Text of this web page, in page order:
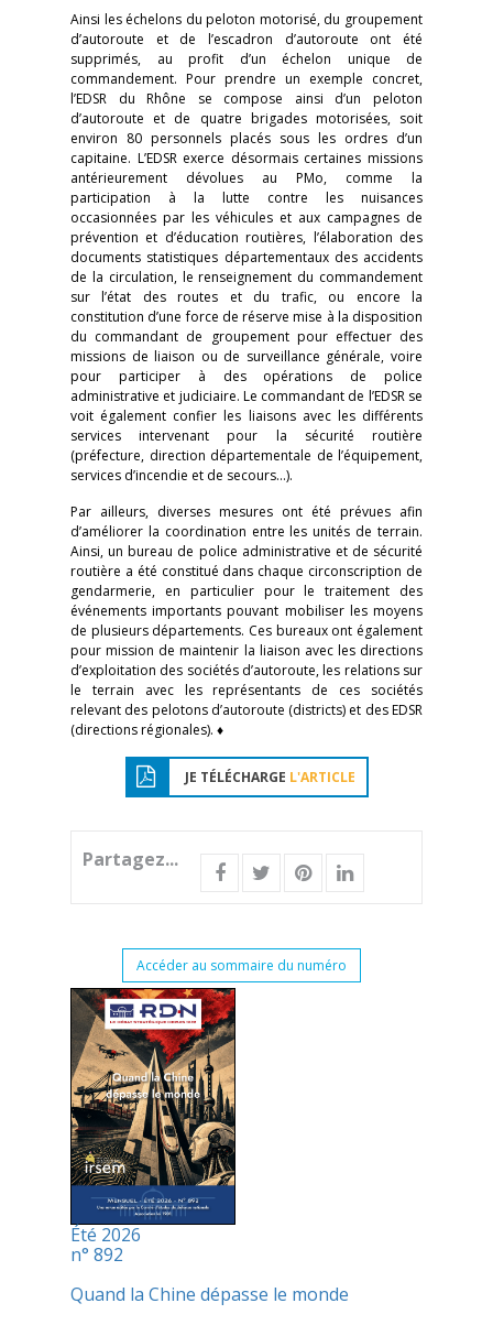
Ainsi les échelons du peloton motorisé, du groupement
d’autoroute et de l’escadron d’autoroute ont été
supprimés, au profit d’un échelon unique de
commandement. Pour prendre un exemple concret,
l’EDSR du Rhône se compose ainsi d’un peloton
d’autoroute et de quatre brigades motorisées, soit
environ 80 personnels placés sous les ordres d’un
capitaine. L’EDSR exerce désormais certaines missions
antérieurement dévolues au PMo, comme la
participation à la lutte contre les nuisances
occasionnées par les véhicules et aux campagnes de
prévention et d’éducation routières, l’élaboration des
documents statistiques départementaux des accidents
de la circulation, le renseignement du commandement
sur l’état des routes et du trafic, ou encore la
constitution d’une force de réserve mise à la disposition
du commandant de groupement pour effectuer des
missions de liaison ou de surveillance générale, voire
pour participer à des opérations de police
administrative et judiciaire. Le commandant de l’EDSR se
voit également confier les liaisons avec les différents
services intervenant pour la sécurité routière
(préfecture, direction départementale de l’équipement,
services d’incendie et de secours…).
Par ailleurs, diverses mesures ont été prévues afin
d’améliorer la coordination entre les unités de terrain.
Ainsi, un bureau de police administrative et de sécurité
routière a été constitué dans chaque circonscription de
gendarmerie, en particulier pour le traitement des
événements importants pouvant mobiliser les moyens
de plusieurs départements. Ces bureaux ont également
pour mission de maintenir la liaison avec les directions
d’exploitation des sociétés d’autoroute, les relations sur
le terrain avec les représentants de ces sociétés
relevant des pelotons d’autoroute (districts) et des EDSR
(directions régionales). ♦
JE TÉLÉCHARGE L'ARTICLE
Partagez...
Accéder au sommaire du numéro
Été 2026
n° 892
Quand la Chine dépasse le monde